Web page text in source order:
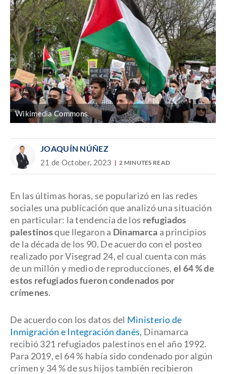
Wikimedia Commons
JOAQUÍN NÚÑEZ
21 de October, 2023 2 MINUTES READ
En las últimas horas, se popularizó en las redes
sociales una publicación que analizó una situación
en particular: la tendencia de los refugiados
palestinosque llegaron a Dinamarca a principios
de la década de los 90. De acuerdo con el posteo
realizado por Visegrad 24, el cual cuenta con más
de un millón y medio de reproducciones, el 64 % de
estos refugiados fueron condenados por
crímenes.
De acuerdo con los datos del Ministerio de
Inmigración e Integración danés, Dinamarca
recibió 321 refugiados palestinos en el año 1992.
Para 2019, el 64 % había sido condenado por algún
crimen y 34 % de sus hijos también recibieron